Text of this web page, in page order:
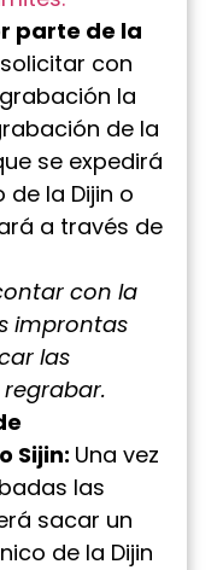
parte de la
con
la
de la
se expedirá
la Dijin o
a través de
con la
improntas
las
Sijin: Una vez
las
sacar un
de la Dijin